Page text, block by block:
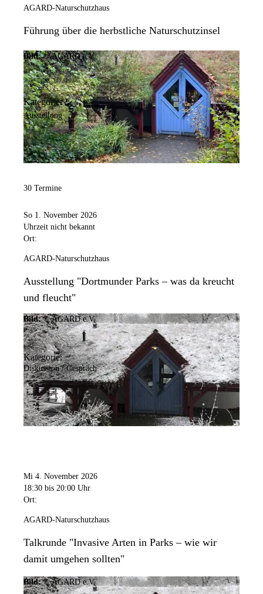
AGARD-Naturschutzhaus
Führung über die herbstliche Naturschutzinsel
Bild: © AGARD e.V.
Kategorie:
Ausstellung
30 Termine
So 1. November 2026
Uhrzeit nicht bekannt
Ort:
AGARD-Naturschutzhaus
Ausstellung "Dortmunder Parks – was da kreucht
und fleucht"
Bild: © AGARD e.V.
Kategorie:
Diskussion / Gespräch
Mi 4. November 2026
18:30 bis 20:00 Uhr
Ort:
AGARD-Naturschutzhaus
Talkrunde "Invasive Arten in Parks – wie wir
damit umgehen sollten"
Bild: © AGARD e.V.